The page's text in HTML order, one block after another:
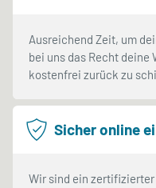
Ausreichend Zeit, um
bei uns das Recht deine
kostenfrei zurück zu
Sicher online
Wir sind ein